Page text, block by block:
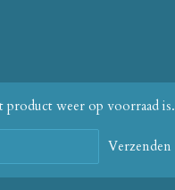
product weer op voorraad is.
Verzenden